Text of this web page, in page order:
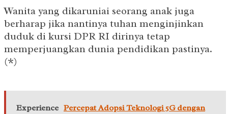
Wanita yang dikaruniai seorang anak juga
berharap jika nantinya tuhan menginjinkan
duduk di kursi DPR RI dirinya tetap
memperjuangkan dunia pendidikan pastinya.
(*)
Experience Percepat Adopsi Teknologi 5G dengan